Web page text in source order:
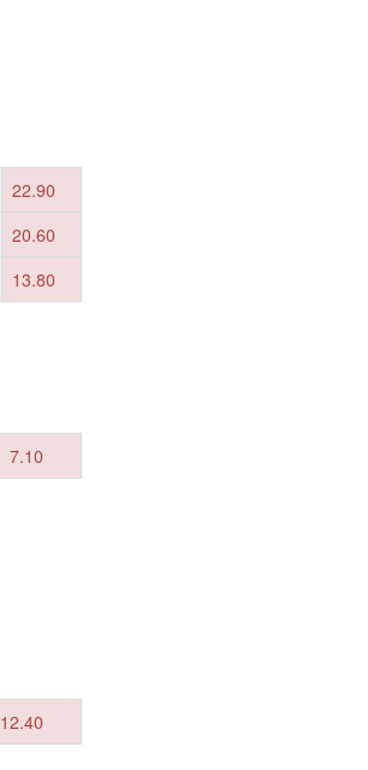
22.90
20.60
13.80
7.10
12.40